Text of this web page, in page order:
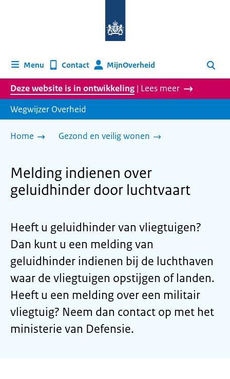
homepage
Menu Contact MijnOverheid Zoeken
Deze website is in ontwikkeling | Lees meer
Wegwijzer Overheid
Home Gezond en veilig wonen
Melding indienen over
geluidhinder door luchtvaart
Heeft u geluidhinder van vliegtuigen?
Dan kunt u een melding van
geluidhinder indienen bij de luchthaven
waar de vliegtuigen opstijgen of landen.
Heeft u een melding over een militair
vliegtuig? Neem dan contact op met het
ministerie van Defensie.